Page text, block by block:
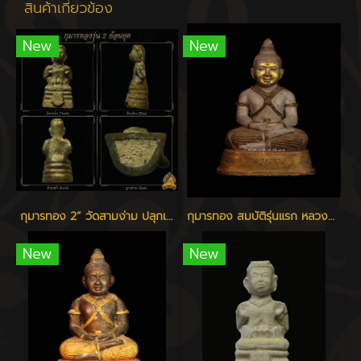
สินค้าเกี่ยวข้อง
New
กุมารทอง 2” วัดสามง่าม ปลุกเสก ๑๑ เมษายน ๒๕๖๗
New
กุมารทอง สมบัติรุ่นแรก หลวงพ่อพูล วัดไผ่ล้อม นครปฐม
New New